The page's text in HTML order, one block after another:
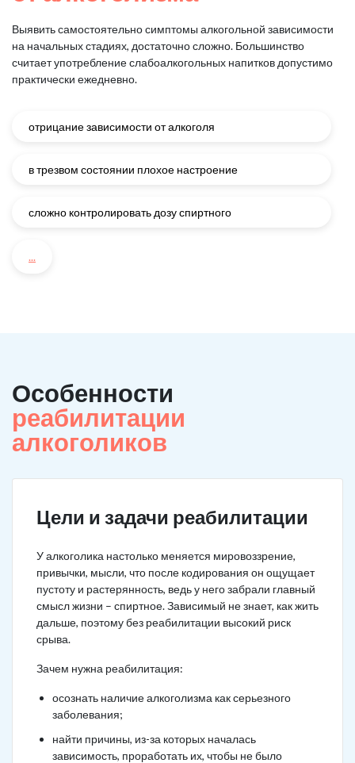
Выявить самостоятельно симптомы алкогольной зависимости
на начальных стадиях, достаточно сложно. Большинство
считает употребление слабоалкогольных напитков допустимо
практически ежедневно.
отрицание зависимости от алкоголя
в трезвом состоянии плохое настроение
сложно контролировать дозу спиртного
...
Особенности
реабилитации
алкоголиков
Цели и задачи реабилитации
У алкоголика настолько меняется мировоззрение,
привычки, мысли, что после кодирования он ощущает
пустоту и растерянность, ведь у него забрали главный
смысл жизни – спиртное. Зависимый не знает, как жить
дальше, поэтому без реабилитации высокий риск
срыва.
Зачем нужна реабилитация:
осознать наличие алкоголизма как серьезного
заболевания;
найти причины, из-за которых началась
зависимость, проработать их, чтобы не было